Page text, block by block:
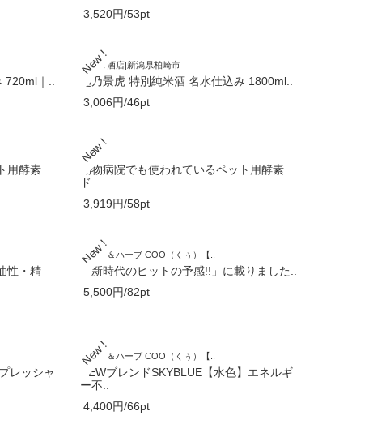
3,520円/53pt
｜..
ノマタ酒店|新潟県柏崎市
越乃景虎 特別純米酒 名水仕込み 1800ml..
3,006円/46pt
用酵素
JUN
動物病院でも使われているペット用酵素
ド..
3,919円/58pt
性・精
アロマ＆ハーブ COO（くぅ）【..
「新時代のヒットの予感!!」に載りました..
5,500円/82pt
レッシャ
アロマ＆ハーブ COO（くぅ）【..
NEWブレンドSKYBLUE【水色】エネルギ
ー不..
4,400円/66pt